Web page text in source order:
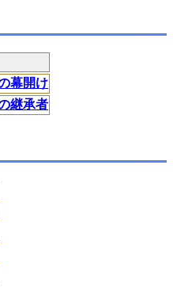
幕開け
継承者